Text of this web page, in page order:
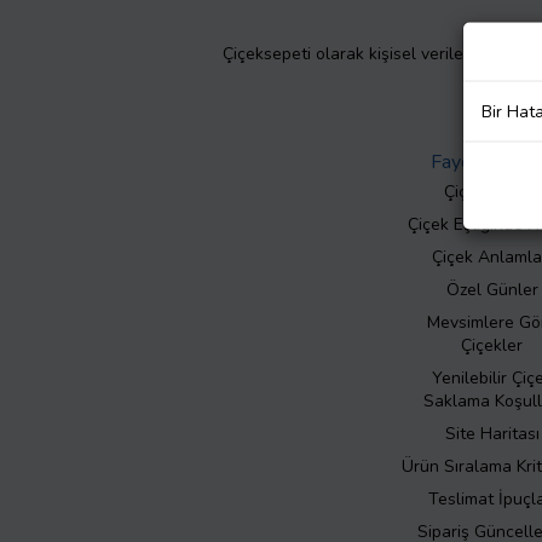
Çiçeksepeti olarak kişisel verilerinizin
Faydalı Bilgiler
Çiçek Bakımı
Çiçek Eşliğinde
Çiçek
Özel Günler
Mevsimlere
Çiçekler
Yenilebilir
Saklama
Site Haritası
Ürün Sıralama
Teslimat
Sipariş
Bir